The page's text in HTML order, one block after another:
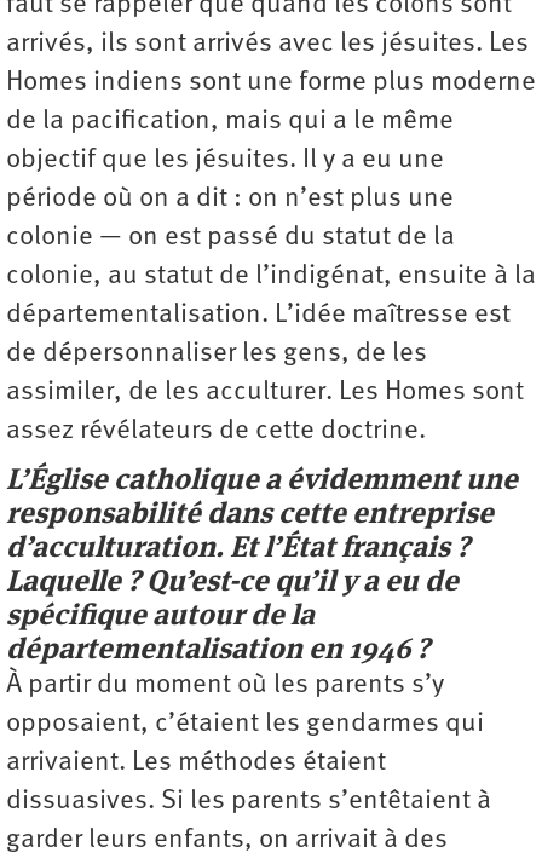
faut se rappeler que quand les colons sont
arrivés, ils sont arrivés avec les jésuites. Les
Homes indiens sont une forme plus moderne
de la pacification, mais qui a le même
objectif que les jésuites. Il y a eu une
période où on a dit : on n’est plus une
colonie — on est passé du statut de la
colonie, au statut de l’indigénat, ensuite à la
départementalisation. L’idée maîtresse est
de dépersonnaliser les gens, de les
assimiler, de les acculturer. Les Homes sont
assez révélateurs de cette doctrine.
L’Église catholique a évidemment une
responsabilité dans cette entreprise
d’acculturation. Et l’État français ?
Laquelle ? Qu’est-ce qu’il y a eu de
spécifique autour de la
départementalisation en 1946 ?
À partir du moment où les parents s’y
opposaient, c’étaient les gendarmes qui
arrivaient. Les méthodes étaient
dissuasives. Si les parents s’entêtaient à
garder leurs enfants, on arrivait à des